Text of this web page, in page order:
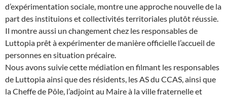
d’expérimentation sociale, montre une approche nouvelle de la
part des instituions et collectivités territoriales plutôt réussie.
Il montre aussi un changement chez les responsables de
Luttopia prêt à expérimenter de manière officielle l’accueil de
personnes en situation précaire.
Nous avons suivie cette médiation en filmant les responsables
de Luttopia ainsi que des résidents, les AS du CCAS, ainsi que
la Cheffe de Pôle, l’adjoint au Maire à la ville fraternelle et